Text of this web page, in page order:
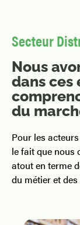
Secteur
Nous
dans ces
du
Pour les
le fait que nous
atout en terme
du métier et